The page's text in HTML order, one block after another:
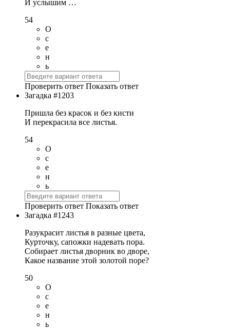
И услышим …
54
О
с
е
н
ь
Проверить ответ Показать ответ
Загадка #1203
Пришла без красок и без кисти
И перекрасила все листья.
54
О
с
е
н
ь
Проверить ответ Показать ответ
Загадка #1243
Разукрасит листья в разные цвета,
Курточку, сапожки надевать пора.
Собирает листья дворник во дворе,
Какое название этой золотой поре?
50
О
с
е
н
ь